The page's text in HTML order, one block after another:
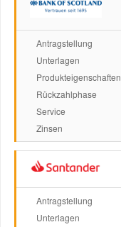
Antragstellung
Unterlagen
Produkteigenschaften
Rückzahlphase
Service
Zinsen
Antragstellung
Unterlagen